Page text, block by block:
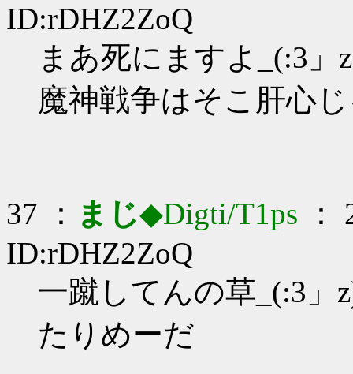
ID:rDHZ2ZoQ
まあ死にますよ_(:3」
魔神戦争はそこ肝心
37 ： まじ◆Digti/T1ps ：
ID:rDHZ2ZoQ
一蹴してんの草_(:3」
たりめーだ